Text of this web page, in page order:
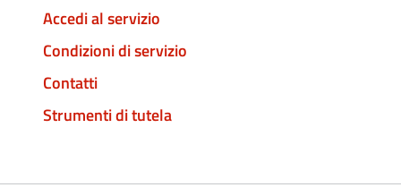
Accedi al servizio
Condizioni di servizio
Contatti
Strumenti di tutela